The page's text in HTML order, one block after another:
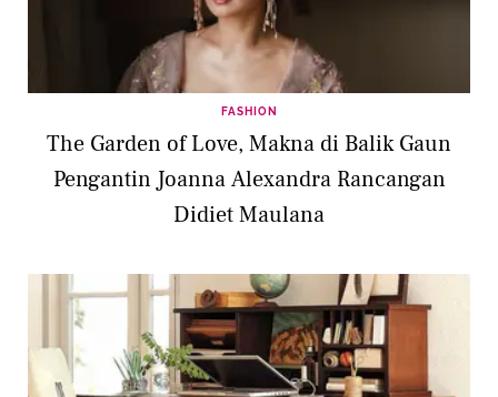
FASHION
The Garden of Love, Makna di Balik Gaun
Pengantin Joanna Alexandra Rancangan
Didiet Maulana